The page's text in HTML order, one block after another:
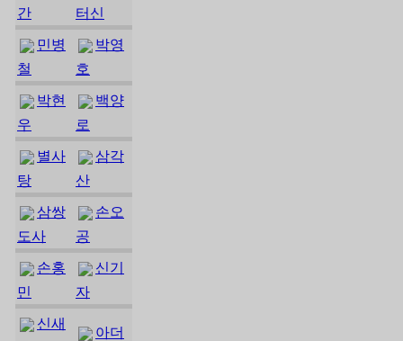
간
터신
민병
철
박영
호
박현
우
백양
로
별사
탕
삼각
산
삼쌍
도사
손오
공
손홍
민
신기
자
신새
아더